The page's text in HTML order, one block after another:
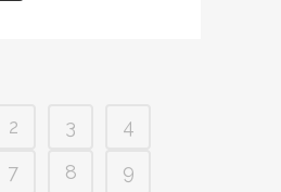
2 3
4
7 8
9